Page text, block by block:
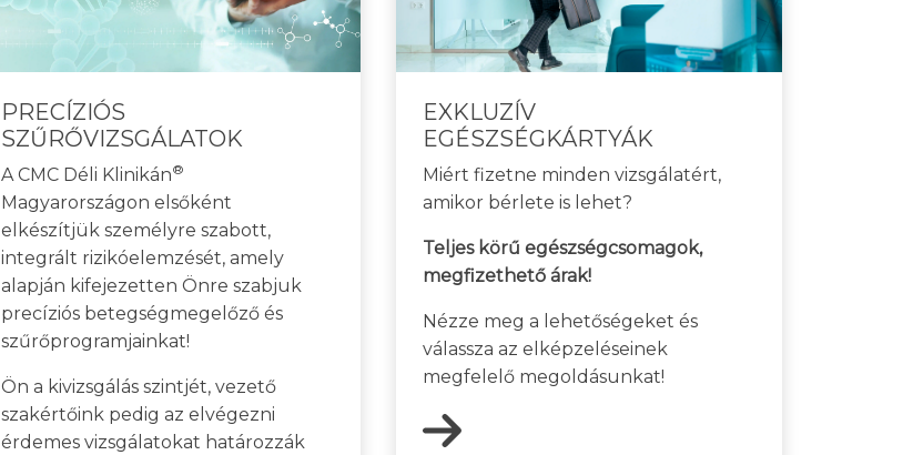
PRECÍZIÓS
SZŰRŐVIZSGÁLATOK
A CMC Déli Klinikán®
Magyarországon elsőként
elkészítjük személyre szabott,
integrált rizikóelemzését, amely
alapján kifejezetten Önre szabjuk
precíziós betegségmegelőző és
szűrőprogramjainkat!
Ön a kivizsgálás szintjét, vezető
szakértőink pedig az elvégezni
érdemes vizsgálatokat határozzák
EXKLUZÍV
EGÉSZSÉGKÁRTYÁK
Miért fizetne minden vizsgálatért,
amikor bérlete is lehet?
Teljes körű egészségcsomagok,
megfizethető árak!
Nézze meg a lehetőségeket és
válassza az elképzeléseinek
megfelelő megoldásunkat!